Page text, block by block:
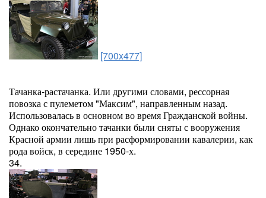
[700x477]
Тачанка-растачанка. Или другими словами, рессорная
повозка с пулеметом "Максим", направленным назад.
Использовалась в основном во время Гражданской войны.
Однако окончательно тачанки были сняты с вооружения
Красной армии лишь при расформировании кавалерии, как
рода войск, в середине 1950-х.
34.